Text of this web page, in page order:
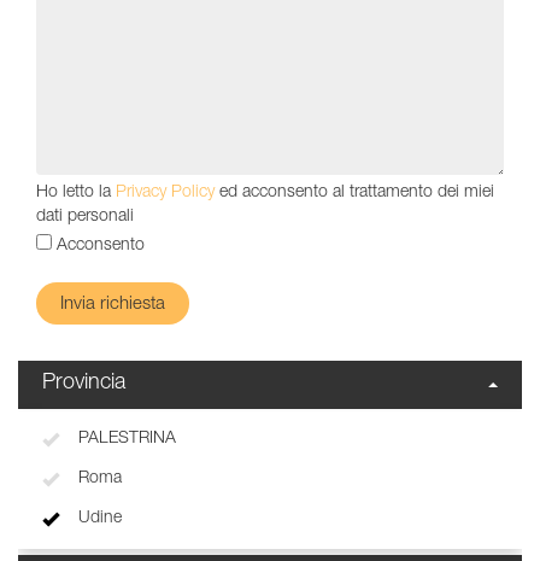
Ho letto la Privacy Policyed acconsento al trattamento dei miei
dati personali
Acconsento
Provincia
PALESTRINA
Roma
Udine